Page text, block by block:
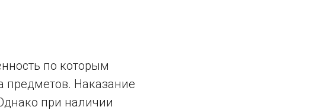
по которым
предметов. Наказание
при наличии